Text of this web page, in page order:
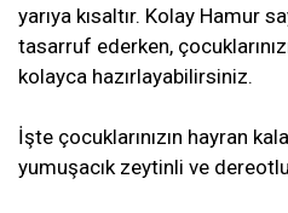
yarıya kısaltır. Kolay Hamur
tasarruf ederken,
kolayca hazırlayabilirsiniz.
İşte çocuklarınızın hayran
yumuşacık zeytinli ve